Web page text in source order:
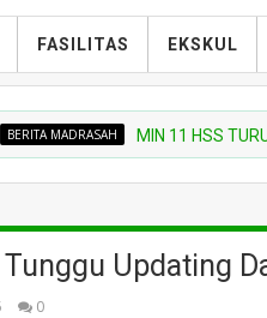
FASILITAS EKSKUL
MIN 11 HSS TURUT
Updating
0